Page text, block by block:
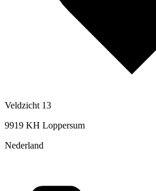
Veldzicht 13
9919 KH Loppersum
Nederland